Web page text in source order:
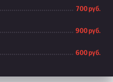
700 руб.
900 руб.
600 руб.